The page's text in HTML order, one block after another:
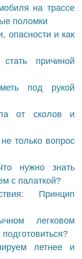
на трассе
поломки
опасности и как
причиной
под рукой
от сколов и
только вопрос
нужно знать
с палаткой?
Принцип
легковом
летнее и